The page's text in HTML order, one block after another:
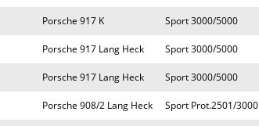
Porsche 917 K Sport 3000/5000
Porsche 917 Lang Heck Sport 3000/5000
Porsche 917 Lang Heck Sport 3000/5000
Porsche 908/2 Lang Heck Sport Prot.2501/3000